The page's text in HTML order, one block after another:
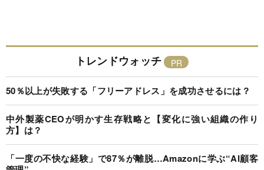
トレンドウォッチ
50％以上が失敗する「フリーアドレス」を成功させるには？
中外製薬CEOが明かす生存戦略と【変化に強い組織の作り
方】は？
「一度の不快な経験」で87％が離脱…Amazonに学ぶ“AI顧客